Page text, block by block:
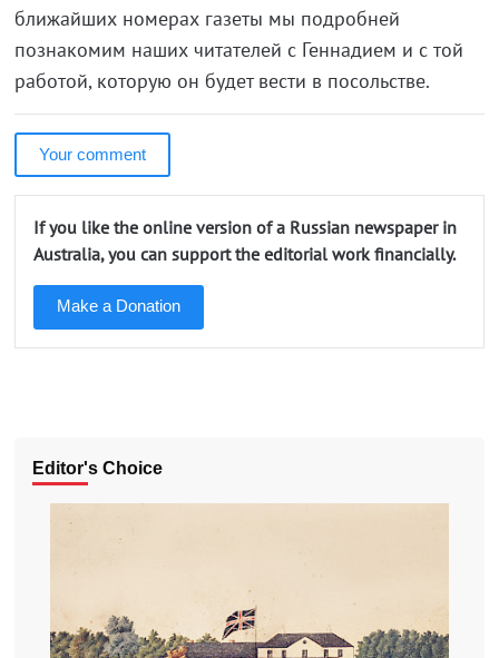
ближайших номерах газеты мы подробней
познакомим наших читателей с Геннадием и с той
работой, которую он будет вести в посольстве.
Your comment
If you like the online version of a Russian newspaper in
Australia, you can support the editorial work financially.
Make a Donation
Editor's Choice